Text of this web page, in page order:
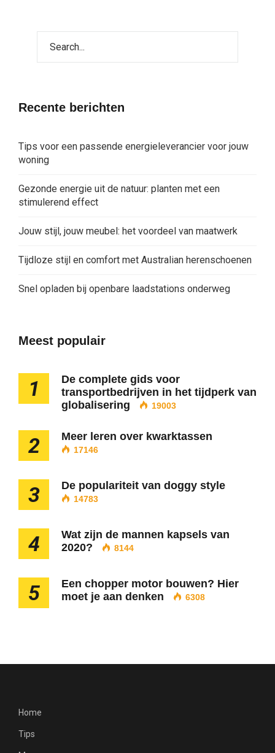
Recente berichten
Tips voor een passende energieleverancier voor jouw
woning
Gezonde energie uit de natuur: planten met een
stimulerend effect
Jouw stijl, jouw meubel: het voordeel van maatwerk
Tijdloze stijl en comfort met Australian herenschoenen
Snel opladen bij openbare laadstations onderweg
Meest populair
1
De complete gids voor
transportbedrijven in het tijdperk van
globalisering
19003
2 Meer leren over kwarktassen
17146
3 De populariteit van doggy style
14783
4
Wat zijn de mannen kapsels van
2020?
8144
5
Een chopper motor bouwen? Hier
moet je aan denken
6308
Home
Tips